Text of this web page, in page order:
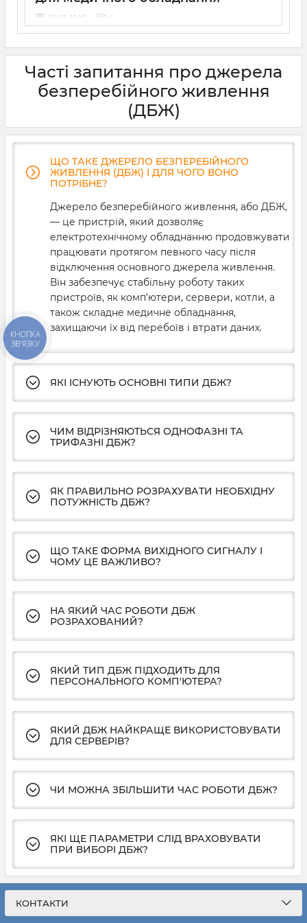
21 03 2020 0
Медичне обладнання потребує подачі рівної напруги
без перебоїв. Від цього буде залежати довговічність
медичного обладнання вибирається ретельно та
згідно певних параметрів. На що варто звернути
першочерг
Часті запитання про джерела
безперебійного живлення
(ДБЖ)
ЩО ТАКЕ ДЖЕРЕЛО БЕЗПЕРЕБІЙНОГО
ЖИВЛЕННЯ (ДБЖ) І ДЛЯ ЧОГО ВОНО
ПОТРІБНЕ?
Джерело безперебійного живлення, або ДБЖ,
— це пристрій, який дозволяє
електротехнічному обладнанню продовжувати
працювати протягом певного часу після
відключення основного джерела живлення.
Він забезпечує стабільну роботу таких
пристроїв, як комп’ютери, сервери, котли, а
також складне медичне обладнання,
захищаючи їх від перебоїв і втрати даних.
ЯКІ ІСНУЮТЬ ОСНОВНІ ТИПИ ДБЖ?
ЧИМ ВІДРІЗНЯЮТЬСЯ ОДНОФАЗНІ ТА
ТРИФАЗНІ ДБЖ?
ЯК ПРАВИЛЬНО РОЗРАХУВАТИ НЕОБХІДНУ
ПОТУЖНІСТЬ ДБЖ?
ЩО ТАКЕ ФОРМА ВИХІДНОГО СИГНАЛУ І
ЧОМУ ЦЕ ВАЖЛИВО?
НА ЯКИЙ ЧАС РОБОТИ ДБЖ
РОЗРАХОВАНИЙ?
ЯКИЙ ТИП ДБЖ ПІДХОДИТЬ ДЛЯ
ПЕРСОНАЛЬНОГО КОМП'ЮТЕРА?
ЯКИЙ ДБЖ НАЙКРАЩЕ ВИКОРИСТОВУВАТИ
ДЛЯ СЕРВЕРІВ?
ЧИ МОЖНА ЗБІЛЬШИТИ ЧАС РОБОТИ ДБЖ?
ЯКІ ЩЕ ПАРАМЕТРИ СЛІД ВРАХОВУВАТИ
ПРИ ВИБОРІ ДБЖ?
КОНТАКТИ
КНОПКА
ЗВ'ЯЗКУ